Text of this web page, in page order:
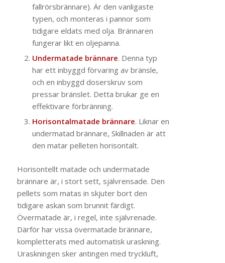
fallrörsbrännare). Är den vanligaste
typen, och monteras i pannor som
tidigare eldats med olja. Brännaren
fungerar likt en oljepanna.
Undermatade brännare. Denna typ
har ett inbyggd förvaring av bränsle,
och en inbyggd doserskruv som
pressar bränslet. Detta brukar ge en
effektivare förbränning.
Horisontalmatade brännare. Liknar en
undermatad brännare, Skillnaden är att
den matar pelleten horisontalt.
Horisontellt matade och undermatade
brännare är, i stort sett, självrensade. Den
pellets som matas in skjuter bort den
tidigare askan som brunnit färdigt.
Övermatade är, i regel, inte självrenade.
Därför har vissa övermatade brännare,
kompletterats med automatisk uraskning.
Uraskningen sker antingen med tryckluft,